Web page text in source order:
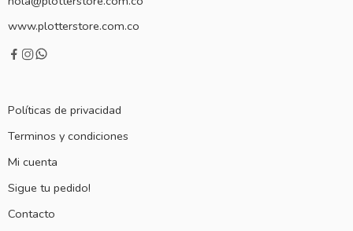
www.plotterstore.com.co
Políticas de privacidad
Terminos y condiciones
Mi cuenta
Sigue tu pedido!
Contacto